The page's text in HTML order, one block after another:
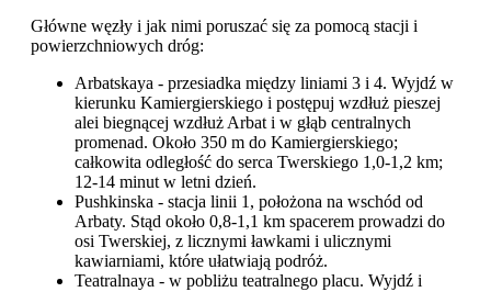
Główne węzły i jak nimi poruszać się za pomocą stacji i
powierzchniowych dróg:
Arbatskaya - przesiadka między liniami 3 i 4. Wyjdź w
kierunku Kamiergierskiego i postępuj wzdłuż pieszej
alei biegnącej wzdłuż Arbat i w głąb centralnych
promenad. Około 350 m do Kamiergierskiego;
całkowita odległość do serca Twerskiego 1,0-1,2 km;
12-14 minut w letni dzień.
Pushkinska - stacja linii 1, położona na wschód od
Arbaty. Stąd około 0,8-1,1 km spacerem prowadzi do
osi Twerskiej, z licznymi ławkami i ulicznymi
kawiarniami, które ułatwiają podróż.
Teatralnaya - w pobliżu teatralnego placu. Wyjdź i